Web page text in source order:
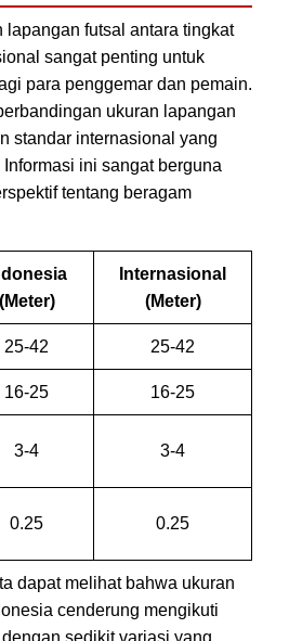
lapangan futsal antara tingkat
sangat penting untuk
para penggemar dan pemain.
ukuran lapangan
standar internasional yang
ini sangat berguna
tentang beragam
(Meter)
Internasional
(Meter)
25-42 25-42
16-25 16-25
3-4 3-4
0.25 0.25
dapat melihat bahwa ukuran
cenderung mengikuti
sedikit variasi yang